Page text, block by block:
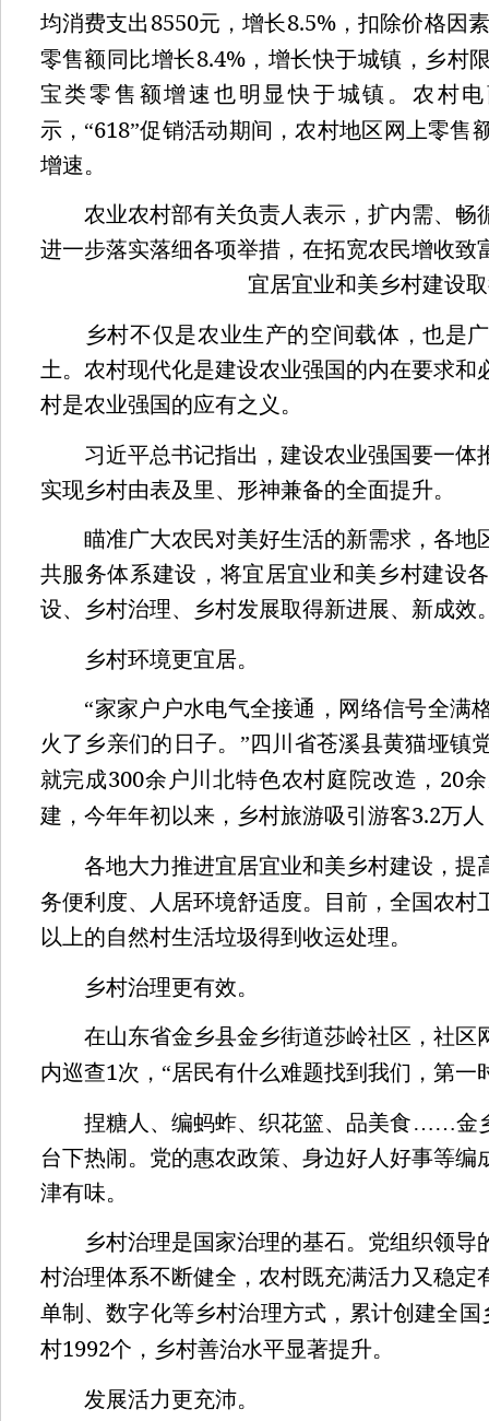
均消费支出 8550元，增长8.5%，扣除价格因
零售额同比增长8.4%，增长快于城镇，乡村
宝类零售额增速也明显快于城镇。农村
示，“618”促销活动期间，农村地区网上零售
增速。
农业农村部有关负责人表示，扩内需、畅
进一步落实落细各项举措，在拓宽农民增收致
宜居宜业和美乡村建设
乡村不仅是农业生产的空间载体，也是广
土。农村现代化是建设农业强国的内在要求和
村是农业强国的应有之义。
习近平总书记指出，建设农业强国要一体
实现乡村由表及里、形神兼备的全面提升。
瞄准广大农民对美好生活的新需求，各地
共服务体系建设，将宜居宜业和美乡村建设
设、乡村治理、乡村发展取得新进展、新成效
乡村环境更宜居。
“家家户户水电气全接通，网络信号全满
火了乡亲们的日子。”四川省苍溪县黄猫垭镇
就完成300余户川北特色农村庭院改造， 20
建，今年年初以来，乡村旅游吸引游客3.2万
各地大力推进宜居宜业和美乡村建设，提
务便利度、人居环境舒适度。目前，全国农村
以上的自然村生活垃圾得到收运处理。
乡村治理更有效。
在山东省金乡县金乡街道莎岭社区，社区
内巡查1次，“居民有什么难题找到我们，第一
捏糖人、编蚂蚱、织花篮、品美食……金乡
台下热闹。党的惠农政策、身边好人好事等编
津有味。
乡村治理是国家治理的基石。党组织领导
村治理体系不断健全，农村既充满活力又稳定
单制、数字化等乡村治理方式，累计创建全
村1992个，乡村善治水平显著提升。
发展活力更充沛。